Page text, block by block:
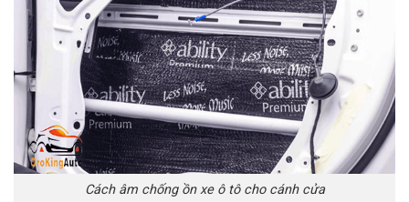
Cách âm chống ồn xe ô tô cho cánh cửa